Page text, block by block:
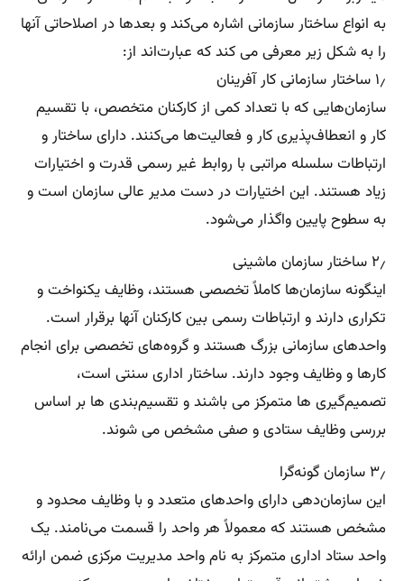
به انواع ساختار سازمانی اشاره می‌کند و بعدها در اصلاحاتی آنها
را به شکل زیر معرفی می کند که عبارت‌اند از:
۱٫ ساختار سازمانی کار آفرینان
سازمان‌هایی که با تعداد کمی از کارکنان متخصص، با تقسیم
کار و انعطاف‌پذیری کار و فعالیت‌ها می‌کنند. دارای ساختار و
ارتباطات سلسله مراتبی با روابط غیر رسمی قدرت و اختیارات
زیاد هستند. این اختیارات در دست مدیر عالی سازمان است و
به سطوح پایین واگذار می‌شود.
۲٫ ساختار سازمان ماشینی
اینگونه سازمان‌ها کاملاً تخصصی هستند، وظایف یکنواخت و
تکراری دارند و ارتباطات رسمی بین کارکنان آنها برقرار است.
واحدهای سازمانی بزرگ هستند و گروه‌های تخصصی برای انجام
کارها و وظایف وجود دارند. ساختار اداری سنتی است،
تصمیم‌گیری ها متمرکز می باشند و تقسیم‌بندی ها بر اساس
بررسی وظایف ستادی و صفی مشخص می شوند.
۳٫ سازمان گونه‌گرا
این سازمان‌دهی دارای واحدهای متعدد و با وظایف محدود و
مشخص هستند که معمولاً هر واحد را قسمت می‌نامند. یک
واحد ستاد اداری متمرکز به نام واحد مدیریت مرکزی ضمن ارائه